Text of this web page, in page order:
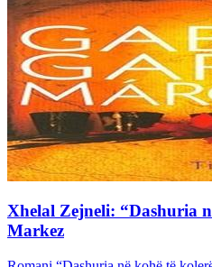
Xhelal Zejneli: “Dashuria
Markez